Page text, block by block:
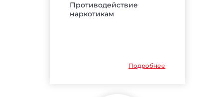
Противодействие
наркотикам
Подробнее